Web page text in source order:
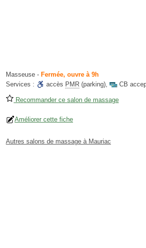
Masseuse - Fermée, ouvre à 9h
Services :
accès PMR (parking), CB
Recommander ce salon de massage
Améliorer cette fiche
Autres salons de massage à Mauriac